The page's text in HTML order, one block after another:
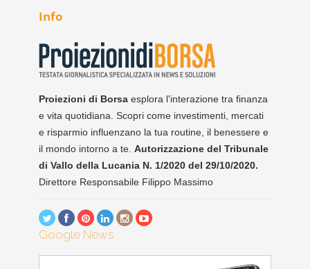
Info
Proiezioni di Borsa esplora l'interazione tra finanza
e vita quotidiana. Scopri come investimenti, mercati
e risparmio influenzano la tua routine, il benessere e
il mondo intorno a te. Autorizzazione del Tribunale
di Vallo della Lucania N. 1/2020 del 29/10/2020.
Direttore Responsabile Filippo Massimo
Google News